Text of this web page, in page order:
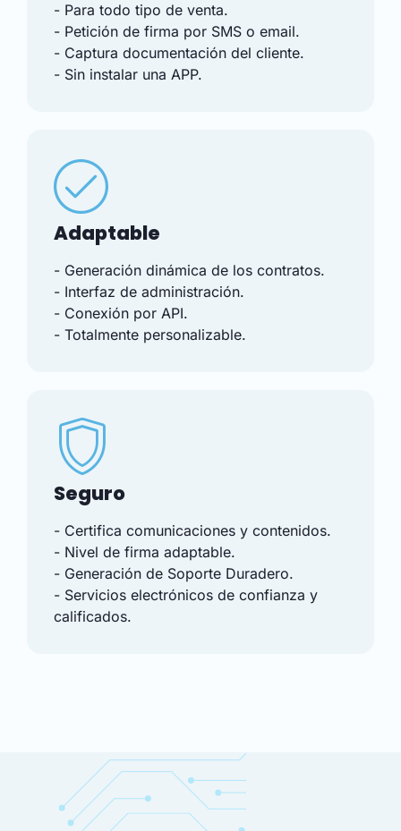
- Para todo tipo de venta.
- Petición de firma por SMS o email.
- Captura documentación del cliente.
- Sin instalar una APP.
Adaptable
- Generación dinámica de los contratos.
- Interfaz de administración.
- Conexión por API.
- Totalmente personalizable.
Seguro
- Certifica comunicaciones y contenidos.
- Nivel de firma adaptable.
- Generación de Soporte Duradero.
- Servicios electrónicos de confianza y
calificados.